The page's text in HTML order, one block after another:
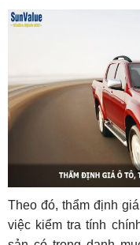
Theo đó, thẩm định
việc kiểm tra tính